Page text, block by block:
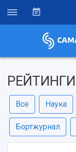
РЕЙТИНГИ
Все Наука
Бортжурнал